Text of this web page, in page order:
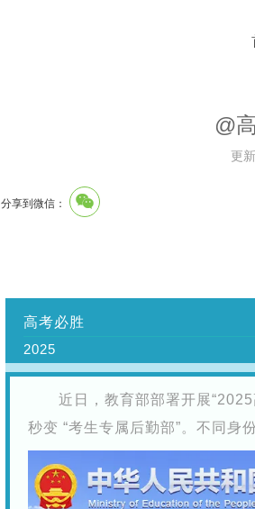
@
更
分享到微信：
高考必胜
2025
近日，教育部部署开展
秒变 “考生专属后勤部”。不同身